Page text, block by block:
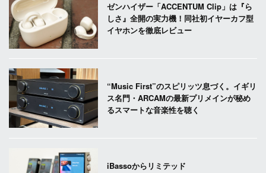
ゼンハイザー「ACCENTUM Clip」は『ら
しさ』全開の実力機！同社初イヤーカフ型
イヤホンを徹底レビュー
“Music First”のスピリッツ息づく。イギリ
ス名門・ARCAMの最新プリメインが秘め
るスマートな音楽性を聴く
iBassoからリミテッド